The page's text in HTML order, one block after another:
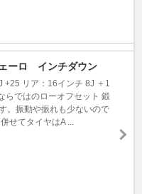
ーロ インチダウン
+25 リア：16インチ 8J ＋1
らではのローオフセット 鍛
。振動や振れも少ないので
せてタイヤはA ...